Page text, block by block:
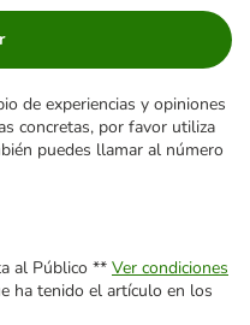
de experiencias y opiniones
concretas, por favor utiliza
puedes llamar al número
al Público ** Ver condiciones
ha tenido el artículo en los